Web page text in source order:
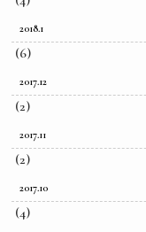
2018.1
(6)
2017.12
(2)
2017.11
(2)
2017.10
(4)